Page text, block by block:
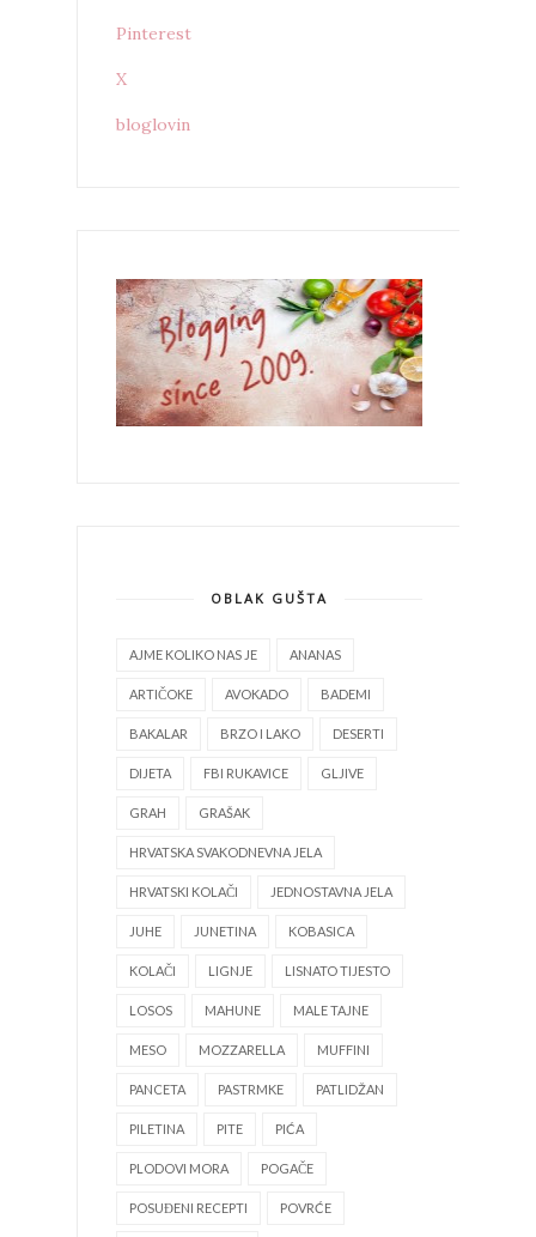
Pinterest
X
bloglovin
OBLAK GUŠTA
AJME KOLIKO NAS JE ANANAS
ARTIČOKE AVOKADO BADEMI
BAKALAR BRZO I LAKO DESERTI
DIJETA FBI RUKAVICE GLJIVE
GRAH GRAŠAK
HRVATSKA SVAKODNEVNA JELA
HRVATSKI KOLAČI JEDNOSTAVNA JELA
JUHE JUNETINA KOBASICA
KOLAČI LIGNJE LISNATO TIJESTO
LOSOS MAHUNE MALE TAJNE
MESO MOZZARELLA MUFFINI
PANCETA PASTRMKE PATLIDŽAN
PILETINA PITE PIĆA
PLODOVI MORA POGAČE
POSUĐENI RECEPTI POVRĆE